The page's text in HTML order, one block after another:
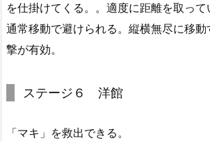
を仕掛けてくる。。適度に距離を取って
通常移動で避けられる。縦横無尽に移
撃が有効。
ステージ６ 洋館
「マキ」を救出できる。